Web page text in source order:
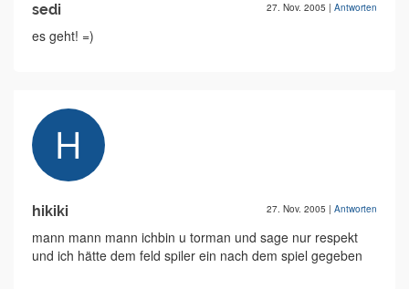
sedi 27. Nov. 2005 | Antworten
es geht! =)
hikiki 27. Nov. 2005 | Antworten
mann mann mann ichbin u torman und sage nur respekt
und ich hätte dem feld spiler ein nach dem spiel gegeben